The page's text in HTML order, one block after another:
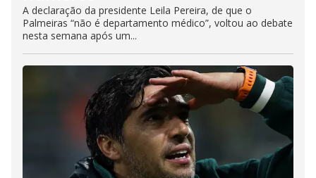
A declaração da presidente Leila Pereira, de que o
Palmeiras “não é departamento médico”, voltou ao debate
nesta semana após um...